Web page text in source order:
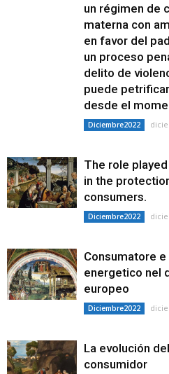
un régimen de
materna con
en favor del
un proceso
delito de
puede
desde el
Diciembre2022
The role played
in the
consumers.
Diciembre2022
Consumatore
energetico nel
europeo
Diciembre2022
La evolución
consumidor